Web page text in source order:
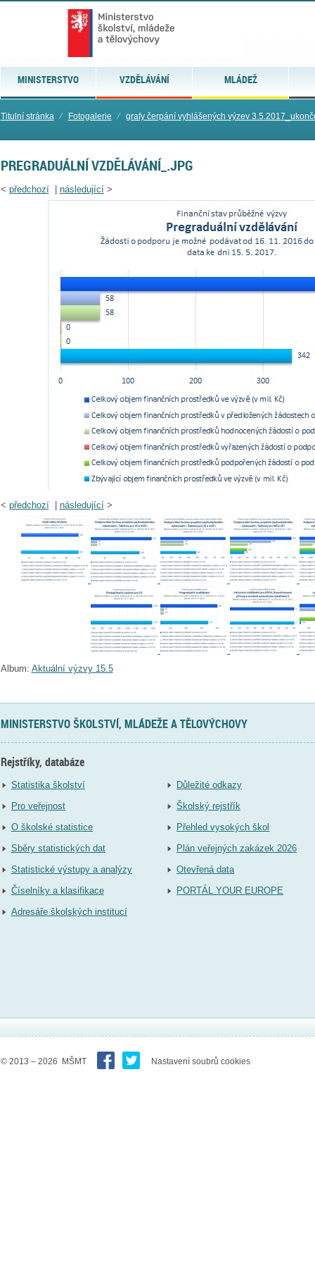
MINISTERSTVO VZDĚLÁVÁNÍ MLÁDEŽ
Titulní stránka ⁄ Fotogalerie ⁄ grafy čerpání vyhlášených výzev
PREGRADUÁLNÍ VZDĚLÁVÁNÍ_.JPG
< předchozí| následující>
< předchozí| následující>
Album: Aktuální výzvy 15.5
MINISTERSTVO ŠKOLSTVÍ, MLÁDEŽE A TĚLOVÝCHOVY
Rejstříky, databáze
Statistika školství
Pro veřejnost
O školské statistice
Sběry statistických dat
Statistické výstupy a analýzy
Číselníky a klasifikace
Adresáře školských institucí
Důležité odkazy
Školský rejstřík
Přehled vysokých škol
Plán veřejných zakázek 2026
Otevřená data
PORTÁL YOUR EUROPE
© 2013 – 2026 MŠMT Nastavení soubrů cookies